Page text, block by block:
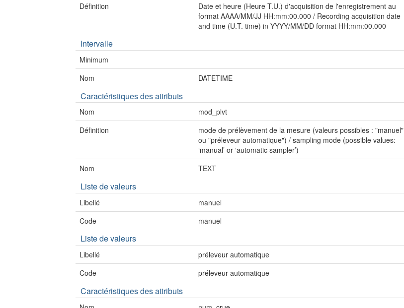
Définition
Date et heure (Heure T.U.) d'acquisition de l'enregistrement au
format AAAA/MM/JJ HH:mm:00.000 / Recording acquisition date
and time (U.T. time) in YYYY/MM/DD format HH:mm:00.000
Intervalle
Minimum
Nom
DATETIME
Caractéristiques des attributs
Nom
mod_plvt
Définition
mode de prélèvement de la mesure (valeurs possibles : "manuel"
ou "préleveur automatique") / sampling mode (possible values:
‘manual’ or ‘automatic sampler’)
Nom
TEXT
Liste de valeurs
Libellé
manuel
Code
manuel
Liste de valeurs
Libellé
préleveur automatique
Code
préleveur automatique
Caractéristiques des attributs